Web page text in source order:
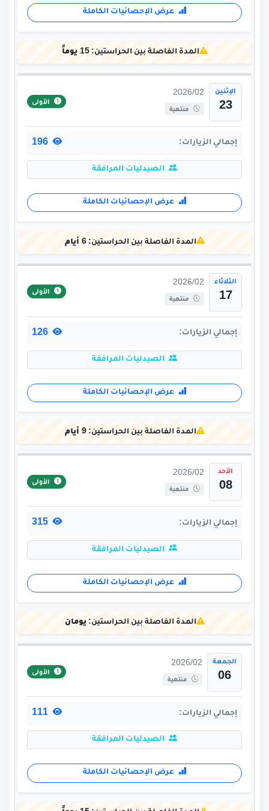
عرض الإحصائيات الكاملة
المدة الفاصلة بين الحراستين:15 يوماً
الإثنين
23
2026/02
منتهية
الأولى
إجمالي الزيارات:
الصيدليات المرافقة
عرض الإحصائيات الكاملة
المدة الفاصلة بين الحراستين:6 أيام
الثلاثاء
17
2026/02
منتهية
الأولى
إجمالي الزيارات:
الصيدليات المرافقة
عرض الإحصائيات الكاملة
المدة الفاصلة بين الحراستين:9 أيام
الأحد
08
2026/02
منتهية
الأولى
إجمالي الزيارات:
الصيدليات المرافقة
عرض الإحصائيات الكاملة
المدة الفاصلة بين الحراستين:يومان
الجمعة
06
2026/02
منتهية
الأولى
إجمالي الزيارات:
الصيدليات المرافقة
عرض الإحصائيات الكاملة